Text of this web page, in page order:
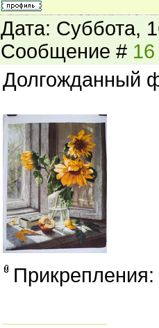
Дата: Суббота,
Сообщение # 16
Долгожданный
Прикрепления: